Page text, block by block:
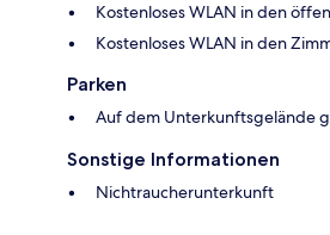
Kostenloses WLAN in den
Kostenloses WLAN in den
Parken
Auf dem Unterkunftsgelände
Sonstige Informationen
Nichtraucherunterkunft